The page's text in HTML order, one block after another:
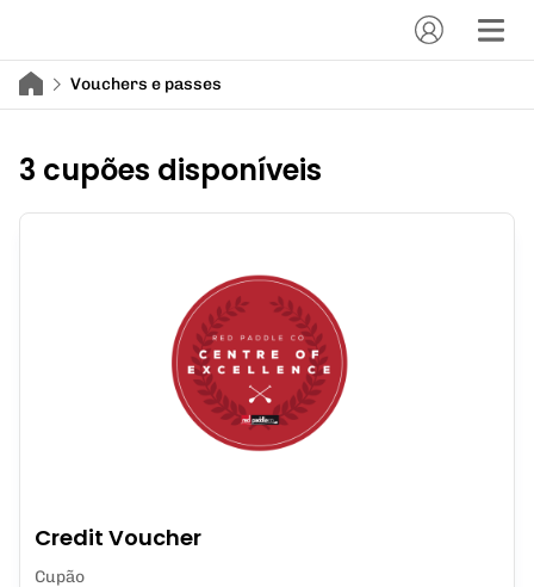
Vouchers e passes
3 cupões disponíveis
Credit Voucher
Cupão